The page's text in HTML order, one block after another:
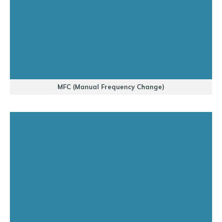
MFC (Manual Frequency Change)